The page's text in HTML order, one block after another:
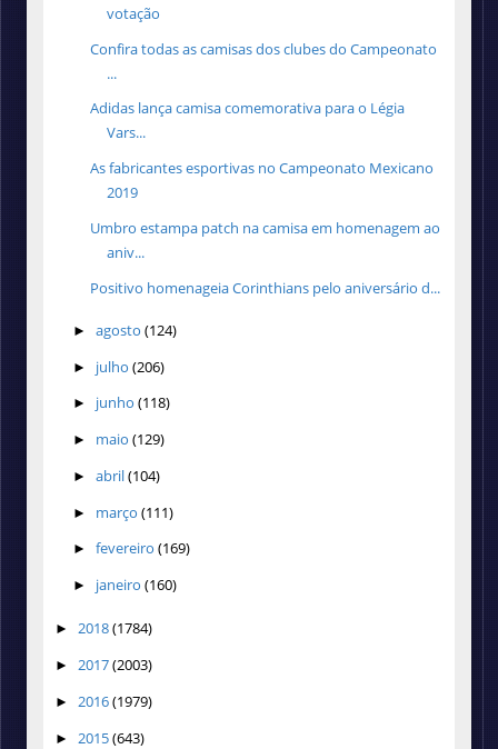
votação
Confira todas as camisas dos clubes do Campeonato
...
Adidas lança camisa comemorativa para o Légia
Vars...
As fabricantes esportivas no Campeonato Mexicano
2019
Umbro estampa patch na camisa em homenagem ao
aniv...
Positivo homenageia Corinthians pelo aniversário d...
► agosto (124)
► julho (206)
► junho (118)
► maio (129)
► abril(104)
► março (111)
► fevereiro (169)
► janeiro (160)
► 2018(1784)
► 2017(2003)
► 2016(1979)
► 2015(643)